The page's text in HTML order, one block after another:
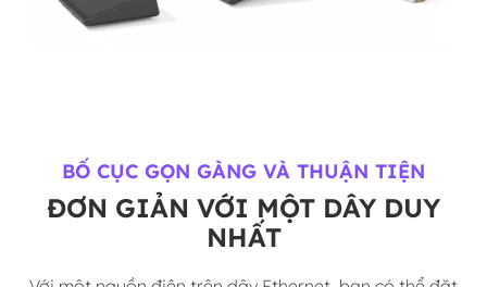
BỐ CỤC GỌN GÀNG VÀ THUẬN TIỆN
ĐƠN GIẢN VỚI MỘT DÂY DUY
NHẤT